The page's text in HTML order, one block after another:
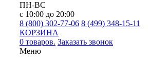
ПН-ВС
с 10:00 до 20:00
8 (800) 302-77-06 8 (499) 348-15-11
КОРЗИНА
0 товаров. Заказать звонок
Меню